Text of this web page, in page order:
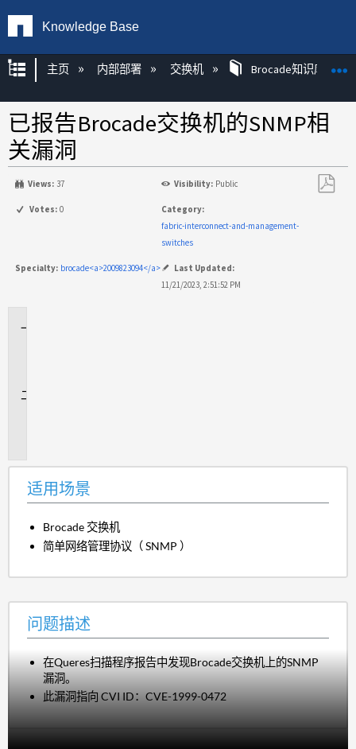
Knowledge Base
扩展/隐缩全局层次
主页 内部部署 交换机 Brocade知识库文章
已报告Brocade交换机的SNMP相
关漏洞
Views: 37 Visibility: Public
Votes: 0
Category:
fabric-interconnect-and-management-
switches
Specialty: brocade<a>2009823094</a>
Last Updated:
11/21/2023, 2:51:52 PM
适用场景
Brocade 交换机
简单网络管理协议（ SNMP ）
问题描述
在Queres扫描程序报告中发现Brocade交换机上的SNMP
漏洞。
此漏洞指向 CVI ID：CVE-1999-0472